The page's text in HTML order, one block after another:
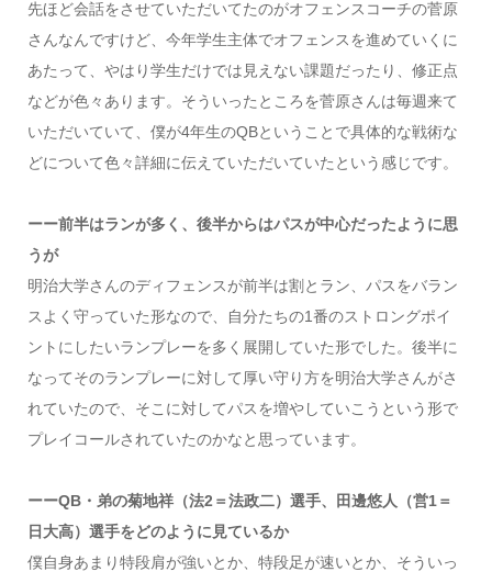
先ほど会話をさせていただいてたのがオフェンスコーチの菅原
さんなんですけど、今年学生主体でオフェンスを進めていくに
あたって、やはり学生だけでは見えない課題だったり、修正点
などが色々あります。そういったところを菅原さんは毎週来て
いただいていて、僕が4年生のQBということで具体的な戦術な
どについて色々詳細に伝えていただいていたという感じです。
ーー前半はランが多く、後半からはパスが中心だったように思
うが
明治大学さんのディフェンスが前半は割とラン、パスをバラン
スよく守っていた形なので、自分たちの1番のストロングポイ
ントにしたいランプレーを多く展開していた形でした。後半に
なってそのランプレーに対して厚い守り方を明治大学さんがさ
れていたので、そこに対してパスを増やしていこうという形で
プレイコールされていたのかなと思っています。
ーーQB・弟の菊地祥（法2＝法政二）選手、田邊悠人（営1＝
日大高）選手をどのように見ているか
僕自身あまり特段肩が強いとか、特段足が速いとか、そういっ